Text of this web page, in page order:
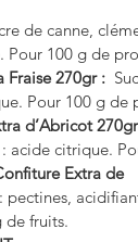
de canne,
Pour 100 g de
Fraise 270gr :
Pour 100 g de
d’Abricot 270gr
acide citrique.
Extra de
pectines,
de fruits.